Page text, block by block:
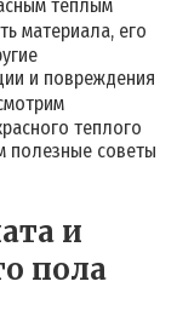
теплым
материала, его
и повреждения
теплого
полезные советы
и
пола